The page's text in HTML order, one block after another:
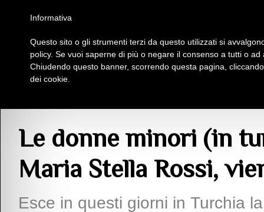
Insieme Per La Cultura
Le donne minori (in
Maria Stella Rossi,
Esce in questi giorni in Turchia
Informativa
Questo sito o gli strumenti terzi da questo utilizzati si
policy. Se vuoi saperne di più o negare il consenso a tutti o
Chiudendo questo banner, scorrendo questa pagina,
dei cookie.